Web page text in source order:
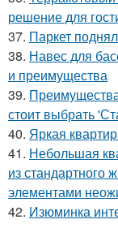
решение для
37. Паркет
38. Навес для
и преимущества
39.
стоит выбрать
40. Яркая
41. Небольшая
из стандартного
элементами
42. Изюминка